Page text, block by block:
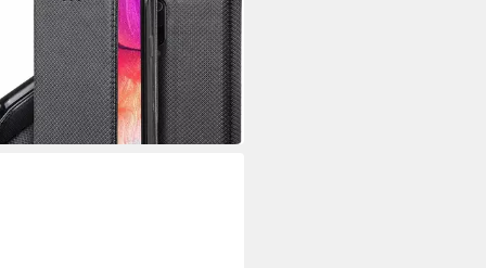
Buch Tasche für Samsung
M23 5G Schwarz
Werktagen bei dir